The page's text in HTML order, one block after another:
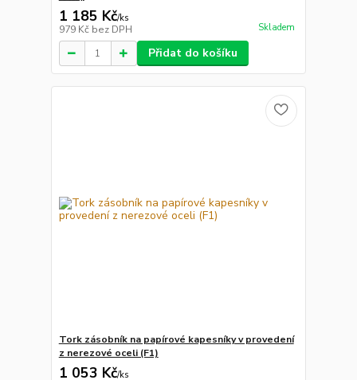
1 185 Kč/ks
979 Kč bez DPH Skladem
Přidat do košíku
Tork zásobník na papírové kapesníky v provedení
z nerezové oceli (F1)
1 053 Kč/ks